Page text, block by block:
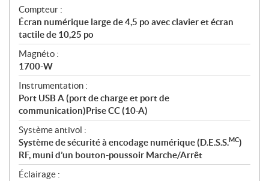
Compteur :
Écran numérique large de 4,5 po avec clavier et écran
tactile de 10,25 po
Magnéto :
1700-W
Instrumentation :
Port USB A (port de charge et port de
communication)Prise CC (10-A)
Système antivol :
Système de sécurité à encodage numérique (D.E.S.S.MC)
RF, muni d’un bouton-poussoir Marche/Arrêt
Éclairage :